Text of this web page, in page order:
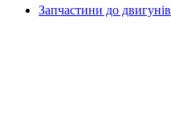
Запчастини до двигунів